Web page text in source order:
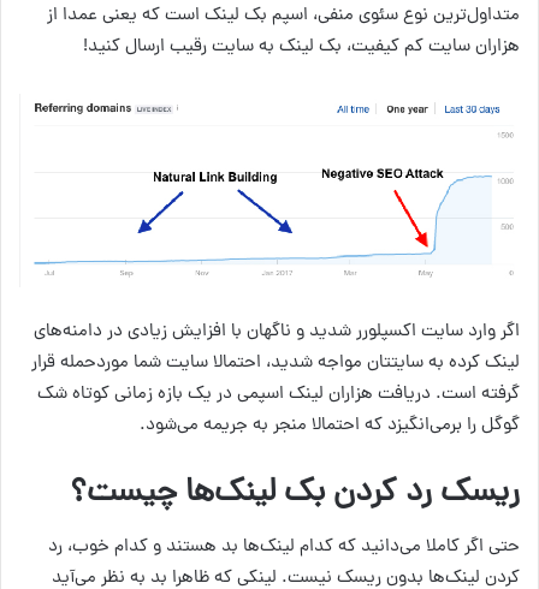
متداول‌ترین نوع سئوی منفی، اسپم بک لینک است که یعنی عمدا از
هزاران سایت کم کیفیت، بک لینک به سایت رقیب ارسال کنید!
اگر وارد سایت اکسپلورر شدید و ناگهان با افزایش زیادی در دامنه‌های
لینک کرده به سایتتان مواجه شدید، احتمالا سایت شما موردحمله قرار
گرفته است. دریافت هزاران لینک اسپمی در یک بازه زمانی کوتاه شک
گوگل را برمی‌انگیزد که احتمالا منجر به جریمه می‌شود.
ریسک رد کردن بک لینک‌ها چیست؟
حتی اگر کاملا می‌دانید که کدام لینک‌ها بد هستند و کدام خوب، رد
کردن لینک‌ها بدون ریسک نیست. لینکی که ظاهرا بد به نظر می‌آید